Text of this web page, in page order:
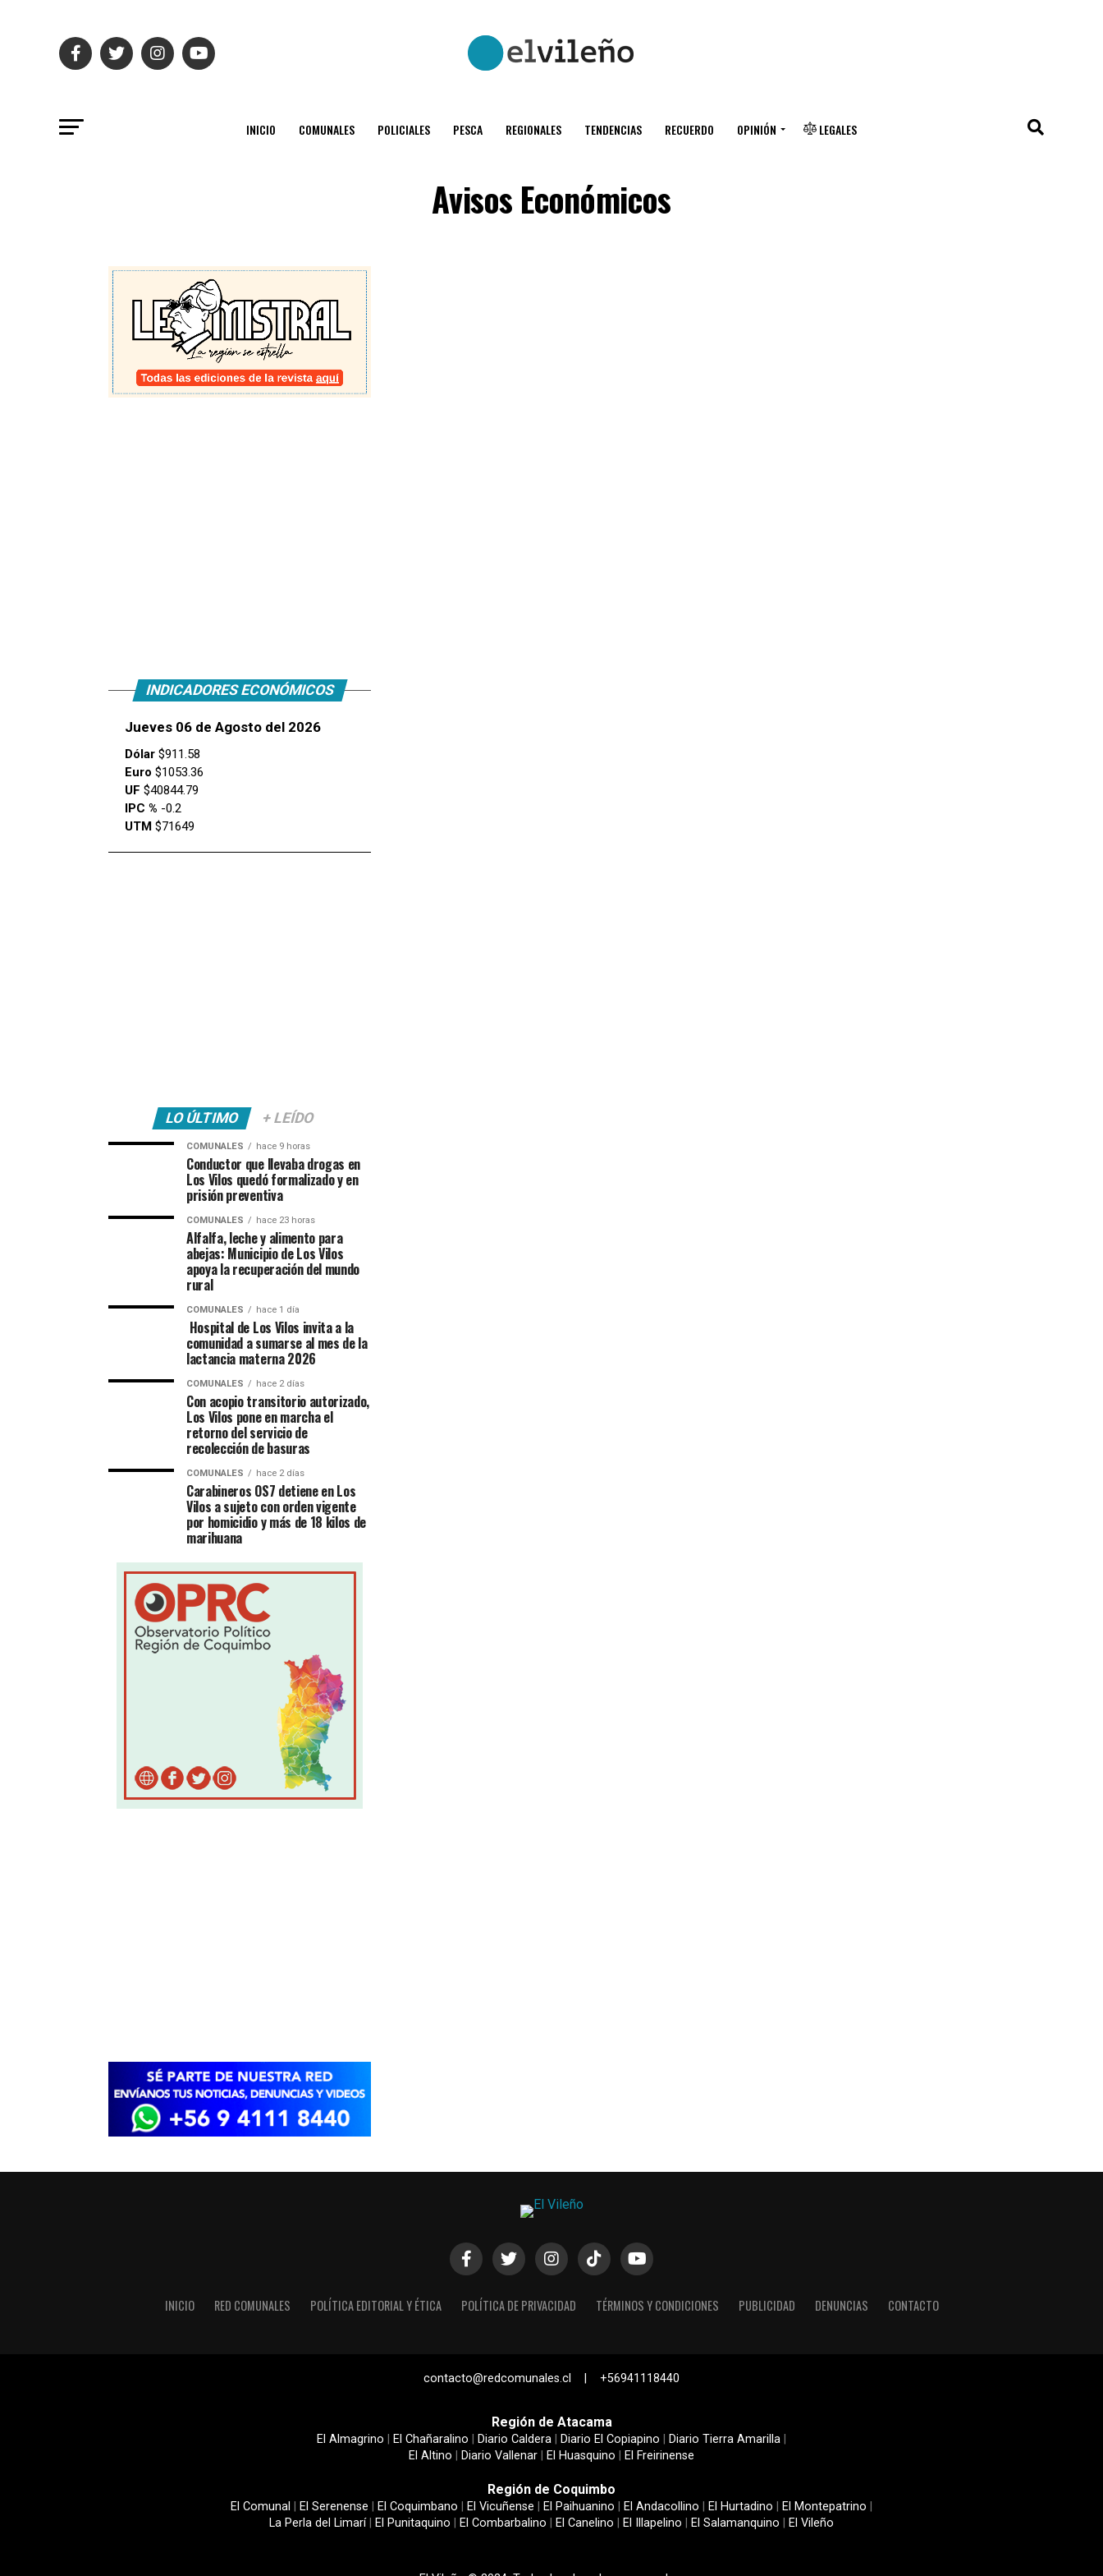
INICIO COMUNALES POLICIALES PESCA REGIONALES TENDENCIAS RECUERDO OPINIÓN LEGALES
Avisos Económicos
INDICADORES ECONÓMICOS
Jueves 06 de Agosto del 2026
Dólar $911.58
Euro $1053.36
UF $40844.79
IPC % -0.2
UTM $71649
LO ÚLTIMO + LEÍDO
COMUNALES hace 9 horas
Conductor que llevaba drogas en
Los Vilos quedó formalizado y en
prisión preventiva
COMUNALES hace 23 horas
Alfalfa, leche y alimento para
abejas: Municipio de Los Vilos
apoya la recuperación del mundo
rural
COMUNALES hace 1 día
Hospital de Los Vilos invita a la
comunidad a sumarse al mes de la
lactancia materna 2026
COMUNALES hace 2 días
Con acopio transitorio autorizado,
Los Vilos pone en marcha el
retorno del servicio de
recolección de basuras
COMUNALES hace 2 días
Carabineros OS7 detiene en Los
Vilos a sujeto con orden vigente
por homicidio y más de 18 kilos de
marihuana
INICIO RED COMUNALES POLÍTICA EDITORIAL Y ÉTICA POLÍTICA DE PRIVACIDAD TÉRMINOS Y CONDICIONES PUBLICIDAD DENUNCIAS CONTACTO
contacto@redcomunales.cl | +56941118440
Región de Atacama
El Almagrino El Chañaralino Diario Caldera Diario El Copiapino Diario Tierra Amarilla
El Altino
Diario Vallenar El Huasquino El Freirinense
Región de Coquimbo
El Comunal El Serenense El Coquimbano El Vicuñense El Paihuanino El Andacollino El Hurtadino El Montepatrino
La Perla del Limarí| El Punitaquino El Combarbalino El Canelino El Illapelino El Salamanquino El Vileño